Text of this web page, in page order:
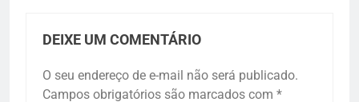
DEIXE UM COMENTÁRIO
O seu endereço de e-mail não será publicado.
Campos obrigatórios são marcados com *